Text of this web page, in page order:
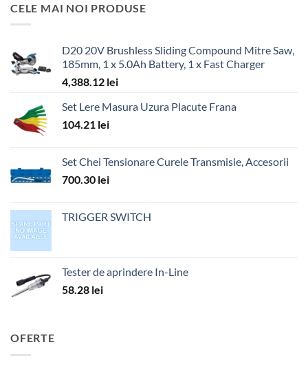
CELE MAI NOI PRODUSE
D20 20V Brushless Sliding Compound Mitre Saw,
185mm, 1 x 5.0Ah Battery, 1 x Fast Charger
4,388.12 lei
Set Lere Masura Uzura Placute Frana
104.21 lei
Set Chei Tensionare Curele Transmisie, Accesorii
700.30 lei
TRIGGER SWITCH
Tester de aprindere In-Line
58.28 lei
OFERTE